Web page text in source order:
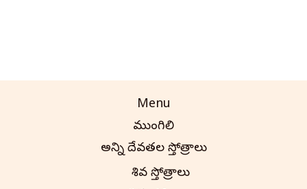
Menu
ముంగిలి
అన్ని దేవతల స్తోత్రాలు
శివ స్తోత్రాలు